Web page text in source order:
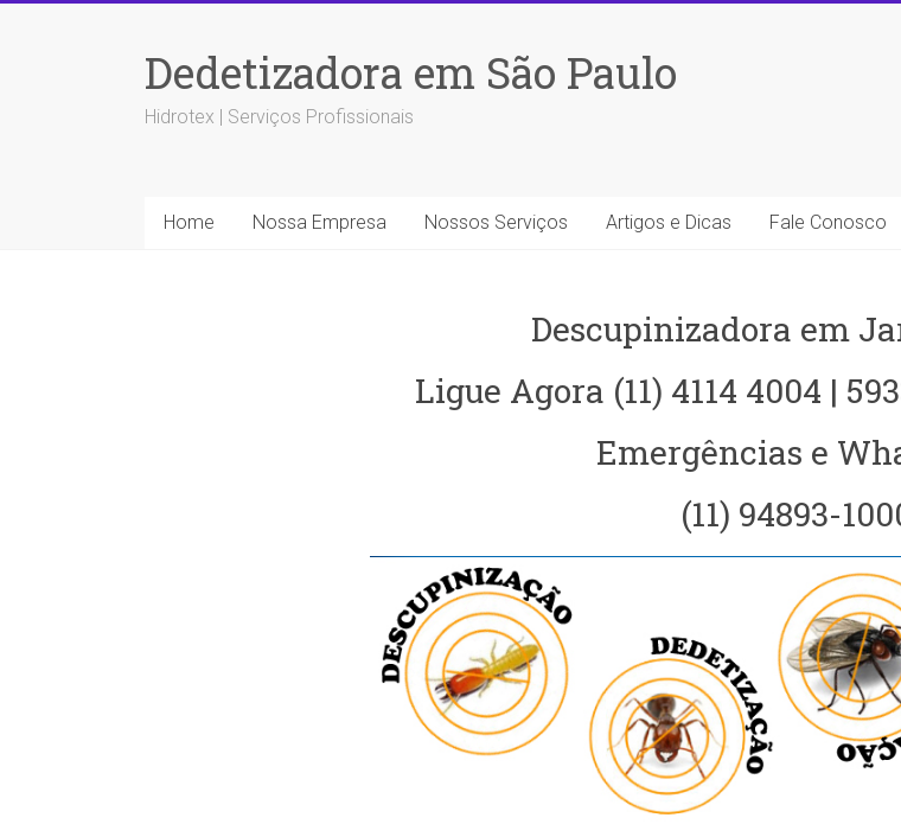
Dedetizadora em São Paulo
Hidrotex | Serviços Profissionais
Home Nossa Empresa Nossos Serviços Artigos e Dicas Fale Conosco
Descupinizadora em
Ligue Agora (11) 4114 4004 |
Emergências e
(11) 94893-